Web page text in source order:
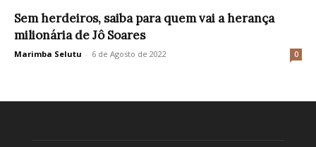
Sem herdeiros, saiba para quem vai a herança
milionária de Jô Soares
Marimba Selutu - 6 de Agosto de 2022 0